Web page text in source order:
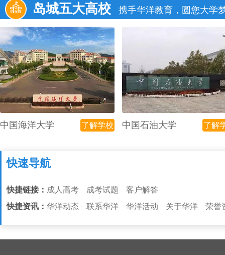
岛城五大高校 携手华洋教育，圆您大学
中国海洋大学 了解学校 中国石油大学 了解
快速导航
快捷链接： 成人高考 成考试题
客户解答
快捷资讯： 华洋动态 联系华洋 华洋活动 关于华洋 荣誉